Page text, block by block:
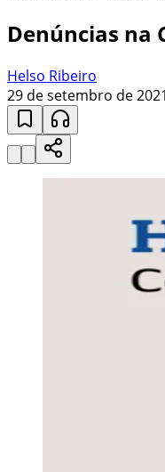
Denúncias na
Helso Ribeiro
29 de setembro de